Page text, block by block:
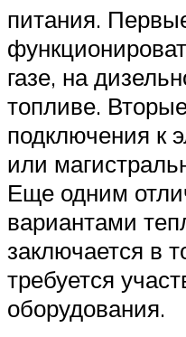
питания.
газе, на
топливе.
подключения к
или
Еще одним
вариантами
заключается в
требуется
оборудования.